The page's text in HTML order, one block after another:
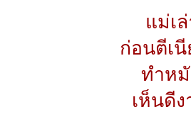
แม่เ
ก่อนตีเ
ทำห
เห็นดี